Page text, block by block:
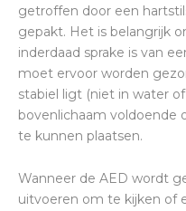
getroffen door een
gepakt. Het is belangrijk
inderdaad sprake is van
moet ervoor worden
stabiel ligt (niet in water
bovenlichaam voldoende
te kunnen plaatsen.
Wanneer de AED wordt
uitvoeren om te kijken of